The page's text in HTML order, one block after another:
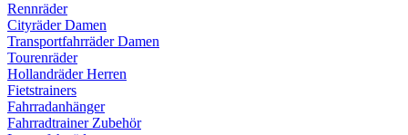
Rennräder
Cityräder Damen
Transportfahrräder Damen
Tourenräder
Hollandräder Herren
Fietstrainers
Fahrradanhänger
Fahrradtrainer Zubehör